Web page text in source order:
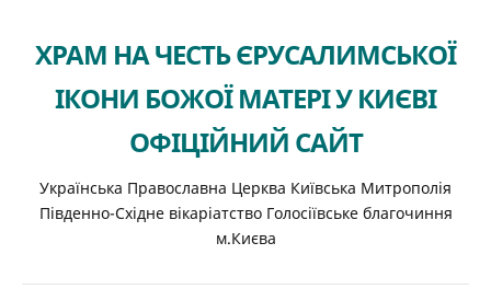
ХРАМ НА ЧЕСТЬ ЄРУСАЛИМСЬКОЇ
ІКОНИ БОЖОЇ МАТЕРІ У КИЄВІ
ОФІЦІЙНИЙ САЙТ
Українська Православна Церква Київська Митрополія
Південно-Східне вікаріатство Голосіївське благочиння
м.Києва